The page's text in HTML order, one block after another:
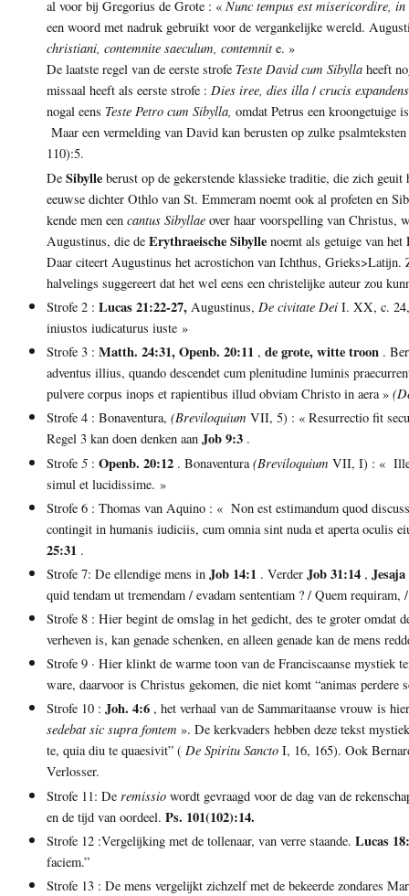
al voor bij Gregorius de Grote : « Nunc tempus est misericordire,
een woord met nadruk gebruikt voor de vergankelijke wereld.
christiani, contemnite saeculum, contemnite. »
De laatste regel van de eerste strofe Teste David cum Sibyllaheeft
missaal heeft als eerste strofe : Dies iree, dies illa/ crucis
nogal eens Teste Petro cum Sibylla, omdat Petrus een kroongetuige
Maar een vermelding van David kan berusten op zulke
110):5.
De Sibylleberust op de gekerstende klassieke traditie, die zich
eeuwse dichter Othlo van St. Emmeram noemt ook al profeten en
kende men een cantus Sibyllaeover haar voorspelling van Christus,
Augustinus, die de Erythraeische Sibyllenoemt als getuige van
Daar citeert Augustinus het acrostichon van Ichthus,
halvelings suggereert dat het wel eens een christelijke auteur zou
Strofe 2 : Lucas 21:22-27,Augustinus, De civitate DeiI. XX, c. 24,
iniustos iudicaturus iuste »
Strofe 3 : Matth. 24:31, Openb. 20:11, de grote, witte troon.
adventus illius, quando descendet cum plenitudine luminis
pulvere corpus inops et rapientibus illud obviam Christo in aera »
Strofe 4 : Bonaventura, (Breviloquium VII, 5) : « Resurrectio fit
Regel 3 kan doen denken aan Job 9:3.
Strofe 5: Openb. 20:12. Bonaventura (Breviloquium VII, I) : « Ille
simul et lucidissime. »
Strofe 6 : Thomas van Aquino : « Non est estimandum quod
contingit in humanis iudiciis, cum omnia sint nuda et aperta oculis
25:31 .
Strofe 7: De ellendige mens in Job 14:1. Verder Job 31:14,
quid tendam ut tremendam / evadam sententiam ? / Quem
Strofe 8 : Hier begint de omslag in het gedicht, des te groter omdat
verheven is, kan genade schenken, en alleen genade kan de mens
Strofe 9 · Hier klinkt de warme toon van de Franciscaanse mystiek
ware, daarvoor is Christus gekomen, die niet komt “animas perdere
Strofe 10 : Joh. 4:6, het verhaal van de Sammaritaanse vrouw is
sedebat sic supra fontem ». De kerkvaders hebben deze tekst
te, quia diu te quaesivit” ( De Spiritu SanctoI, 16, 165). Ook
Verlosser.
Strofe 11: De remissiowordt gevraagd voor de dag van de
en de tijd van oordeel. Ps. 101(102):14.
Strofe 12 :Vergelijking met de tollenaar, van verre staande. Lucas
faciem.”
Strofe 13 : De mens vergelijkt zichzelf met de bekeerde zondares